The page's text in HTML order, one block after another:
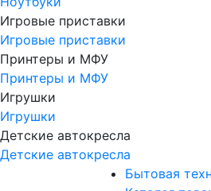
Игровые приставки
Игровые приставки
Принтеры и МФУ
Принтеры и МФУ
Игрушки
Игрушки
Детские автокресла
Детские автокресла
Бытовая